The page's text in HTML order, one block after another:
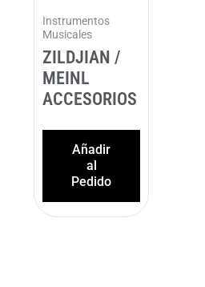
Instrumentos
Musicales
ZILDJIAN /
MEINL
ACCESORIOS
Añadir
al
Pedido